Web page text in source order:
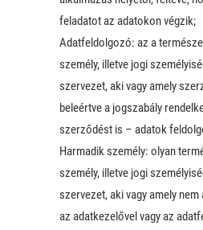
feladatot az adatokon végzik;
Adatfeldolgozó: az a
személy, illetve jogi
szervezet, aki vagy amely
beleértve a jogszabály
szerződést is – adatok
Harmadik személy: olyan
személy, illetve jogi
szervezet, aki vagy amely
az adatkezelővel vagy az